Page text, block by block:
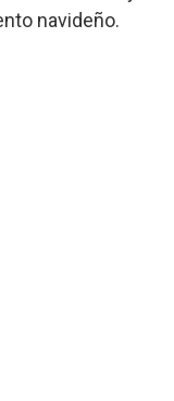
navideño.